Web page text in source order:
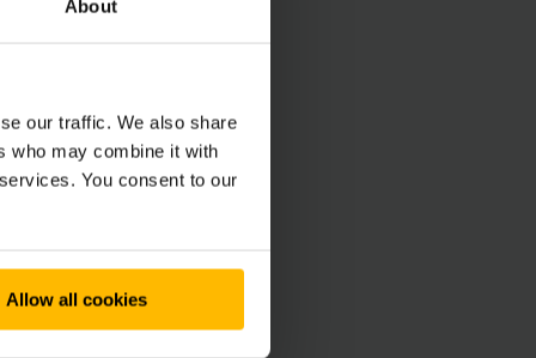
About
our traffic. We also share
who may combine it with
You consent to our
Allow all cookies